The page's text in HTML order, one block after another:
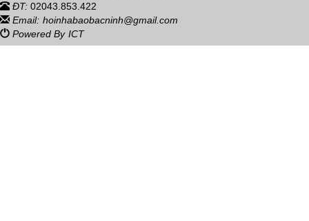
ĐT: 02043.853.422
Email: hoinhabaobacninh@gmail.com
Powered By ICT